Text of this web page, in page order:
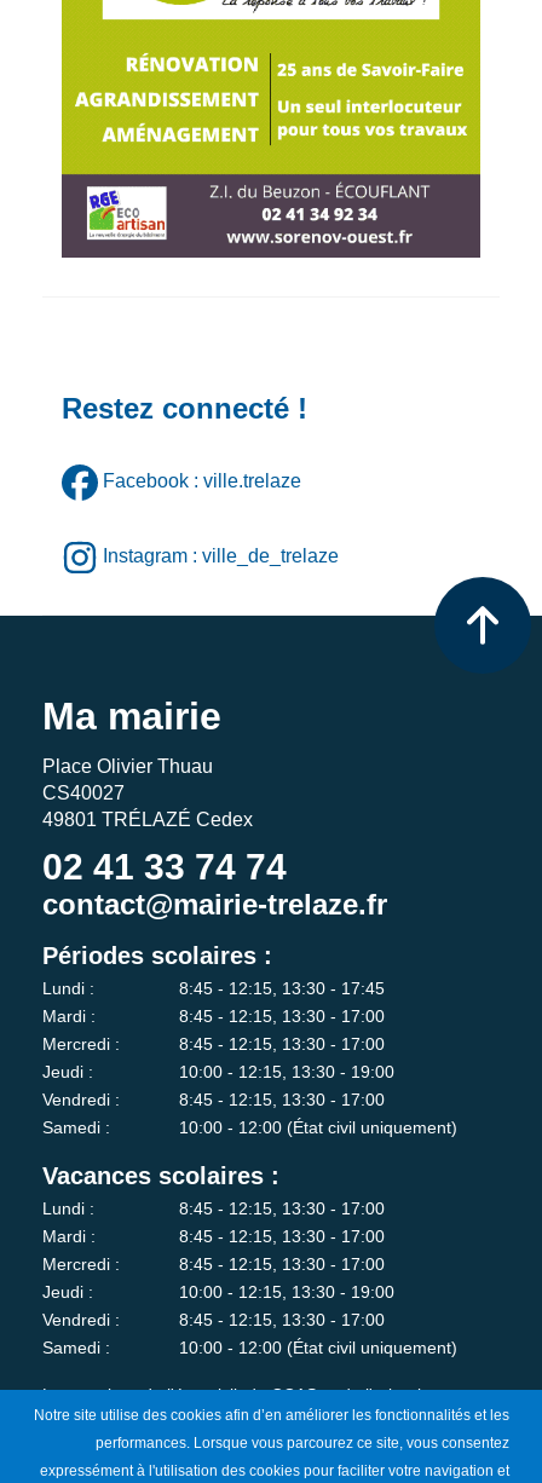
Restez connecté !
Facebook : ville.trelaze
Instagram : ville_de_trelaze
Ma mairie
Place Olivier Thuau
CS40027
49801 TRÉLAZÉ Cedex
02 41 33 74 74
contact@mairie-trelaze.fr
Périodes scolaires :
Lundi :
8:45 - 12:15, 13:30 - 17:45
Mardi :
8:45 - 12:15, 13:30 - 17:00
Mercredi :
8:45 - 12:15, 13:30 - 17:00
Jeudi :
10:00 - 12:15, 13:30 - 19:00
Vendredi :
8:45 - 12:15, 13:30 - 17:00
Samedi :
10:00 - 12:00 (État civil uniquement)
Vacances scolaires :
Lundi :
8:45 - 12:15, 13:30 - 17:00
Mardi :
8:45 - 12:15, 13:30 - 17:00
Mercredi :
8:45 - 12:15, 13:30 - 17:00
Jeudi :
10:00 - 12:15, 13:30 - 19:00
Vendredi :
8:45 - 12:15, 13:30 - 17:00
Samedi :
10:00 - 12:00 (État civil uniquement)
Les services de l'état-civil, du CCAS et de l'urbanisme sont
fermés au public le lundi matin.
Notre site utilise des cookies afin d’en améliorer les fonctionnalités et les
performances. Lorsque vous parcourez ce site, vous consentez
expressément à l'utilisation des cookies pour faciliter votre navigation et